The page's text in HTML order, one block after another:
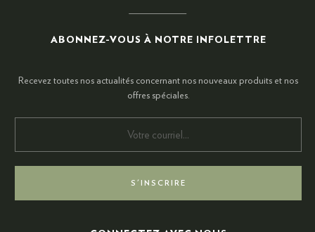
ABONNEZ-VOUS À NOTRE INFOLETTRE
Recevez toutes nos actualités concernant nos nouveaux produits et nos
offres spéciales.